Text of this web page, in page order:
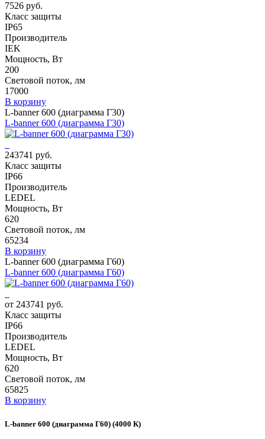
7526 руб.
Класс защиты
IP65
Производитель
IEK
Мощность, Вт
200
Световой поток, лм
17000
В корзину
L-banner 600 (диаграмма Г30)
L-banner 600 (диаграмма Г30)
243741 руб.
Класс защиты
IP66
Производитель
LEDEL
Мощность, Вт
620
Световой поток, лм
65234
В корзину
L-banner 600 (диаграмма Г60)
L-banner 600 (диаграмма Г60)
от 243741 руб.
Класс защиты
IP66
Производитель
LEDEL
Мощность, Вт
620
Световой поток, лм
65825
В корзину
L-banner 600 (диаграмма Г60) (4000 К)